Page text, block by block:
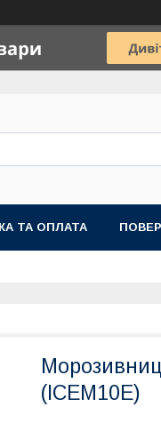
ТА ОПЛАТА
(ICEM10E)